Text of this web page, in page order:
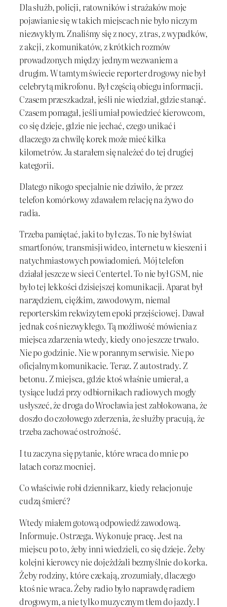
Dla służb, policji, ratowników i strażaków moje
pojawianie się w takich miejscach nie było niczym
niezwykłym. Znaliśmy się z nocy, z tras, z wypadków,
z akcji, z komunikatów, z krótkich rozmów
prowadzonych między jednym wezwaniem a
drugim. W tamtym świecie reporter drogowy nie był
celebrytą mikrofonu. Był częścią obiegu informacji.
Czasem przeszkadzał, jeśli nie wiedział, gdzie stanąć.
Czasem pomagał, jeśli umiał powiedzieć kierowcom,
co się dzieje, gdzie nie jechać, czego unikać i
dlaczego za chwilę korek może mieć kilka
kilometrów. Ja starałem się należeć do tej drugiej
kategorii.
Dlatego nikogo specjalnie nie dziwiło, że przez
telefon komórkowy zdawałem relację na żywo do
radia.
Trzeba pamiętać, jaki to był czas. To nie był świat
smartfonów, transmisji wideo, internetu w kieszeni i
natychmiastowych powiadomień. Mój telefon
działał jeszcze w sieci Centertel. To nie był GSM, nie
było tej lekkości dzisiejszej komunikacji. Aparat był
narzędziem, ciężkim, zawodowym, niemal
reporterskim rekwizytem epoki przejściowej. Dawał
jednak coś niezwykłego. Tą możliwość mówienia z
miejsca zdarzenia wtedy, kiedy ono jeszcze trwało.
Nie po godzinie. Nie w porannym serwisie. Nie po
oficjalnym komunikacie. Teraz. Z autostrady. Z
betonu. Z miejsca, gdzie ktoś właśnie umierał, a
tysiące ludzi przy odbiornikach radiowych mogły
usłyszeć, że droga do Wrocławia jest zablokowana, że
doszło do czołowego zderzenia, że służby pracują, że
trzeba zachować ostrożność.
I tu zaczyna się pytanie, które wraca do mnie po
latach coraz mocniej.
Co właściwie robi dziennikarz, kiedy relacjonuje
cudzą śmierć?
Wtedy miałem gotową odpowiedź zawodową.
Informuje. Ostrzega. Wykonuje pracę. Jest na
miejscu po to, żeby inni wiedzieli, co się dzieje. Żeby
kolejni kierowcy nie dojeżdżali bezmyślnie do korka.
Żeby rodziny, które czekają, zrozumiały, dlaczego
ktoś nie wraca. Żeby radio było naprawdę radiem
drogowym, a nie tylko muzycznym tłem do jazdy. I